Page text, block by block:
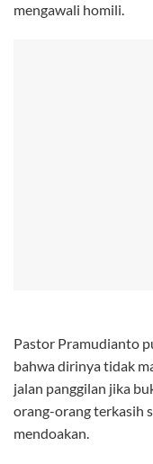
mengawali homili.
Pastor Pramudianto
bahwa dirinya tidak
jalan panggilan jika
orang-orang terkasih
mendoakan.